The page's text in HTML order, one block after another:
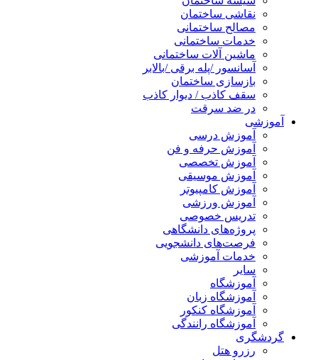
نقاشی ساختمان
مصالح ساختمانی
خدمات ساختمانی
ماشین آلات ساختمانی
آسانسور /پله برقی /بالابر
بازسازی ساختمان
سقف کاذب / دیوار کاذب
در ضد سرقت
آموزشی
آموزش درسی
آموزش حرفه و فن
آموزش تخصصی
آموزش موسیقی
آموزش کامپیوتر
آموزش ورزشی
تدریس خصوصی
پروژه‌های دانشگاهی
فرصت‌های دانشجویی
خدمات آموزشی
سایر
آموزشگاه
آموزشگاه زبان
آموزشگاه کنکور
آموزشگاه رانندگی
گردشگری
رزرو هتل